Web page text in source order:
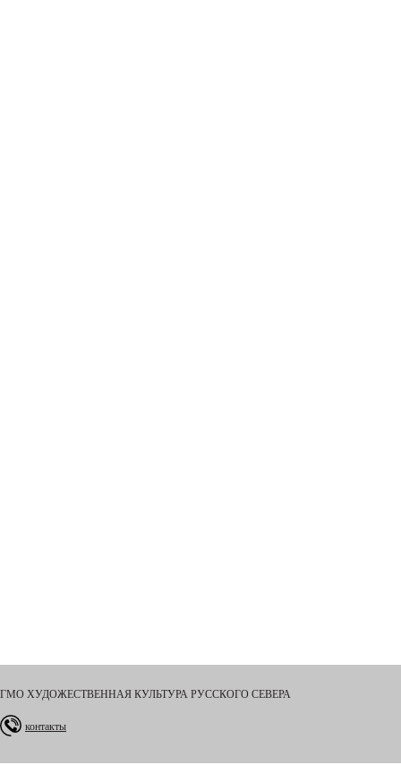
ГМО ХУДОЖЕСТВЕННАЯ КУЛЬТУРА РУССКОГО СЕВЕРА
контакты